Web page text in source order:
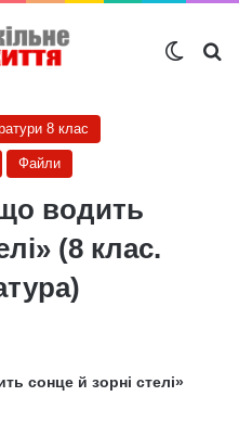
8 клас
Файли
водить
(8 клас.
сонце й зорні стелі»